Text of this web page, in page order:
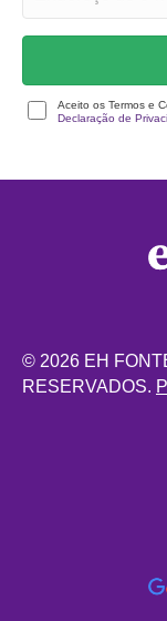
Aceito os Termos e
Declaração de
© 2026 EH
RESERVADOS.